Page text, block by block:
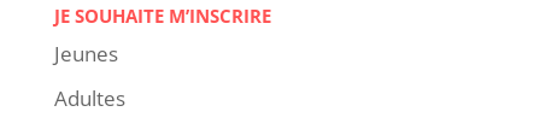
JE SOUHAITE M’INSCRIRE
Jeunes
Adultes